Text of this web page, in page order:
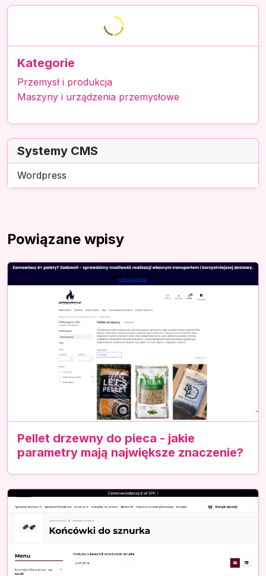
Kategorie
Przemysł i produkcja
Maszyny i urządzenia przemysłowe
Systemy CMS
Wordpress
Powiązane wpisy
Pellet drzewny do pieca - jakie
parametry mają największe znaczenie?